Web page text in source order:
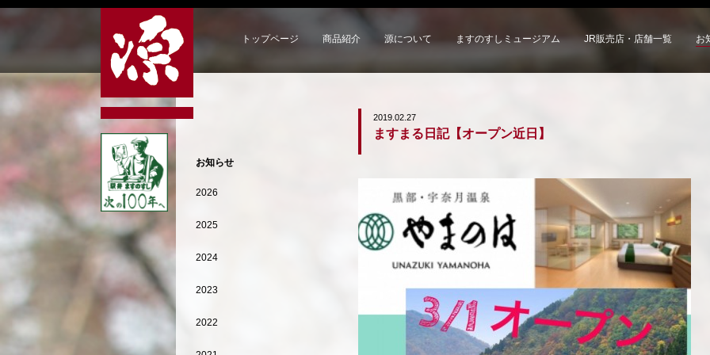
トップページ 商品紹介 源について ますのすしミュージアム JR販売店・店舗一覧 お
2019.02.27
ますまる日記【オープン近日】
お知らせ
2026
2025
2024
2023
2022